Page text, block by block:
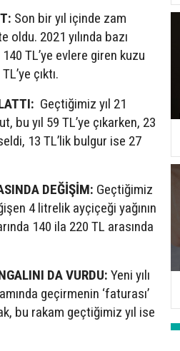
Son bir yıl içinde zam
oldu. 2021 yılında bazı
TL’ye evlere giren kuzu
çıktı.
Geçtiğimiz yıl 21
bu yıl 59 TL’ye çıkarken, 23
13 TL’lik bulgur ise 27
DEĞİŞİM: Geçtiğimiz
4 litrelik ayçiçeği yağının
140 ila 220 TL arasında
DA VURDU: Yeni yılı
geçirmenin ‘faturası’
bu rakam geçtiğimiz yıl ise